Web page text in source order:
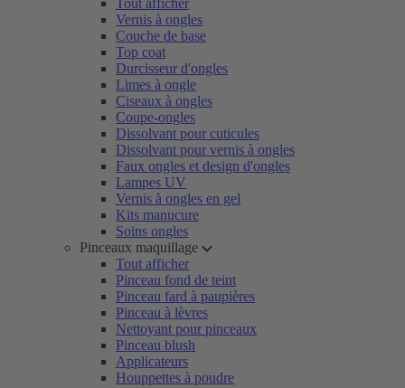
Tout afficher
Vernis à ongles
Couche de base
Top coat
Durcisseur d'ongles
Limes à ongle
Ciseaux à ongles
Coupe-ongles
Dissolvant pour cuticules
Dissolvant pour vernis à ongles
Faux ongles et design d'ongles
Lampes UV
Vernis à ongles en gel
Kits manucure
Soins ongles
Pinceaux maquillage
Tout afficher
Pinceau fond de teint
Pinceau fard à paupières
Pinceau à lèvres
Nettoyant pour pinceaux
Pinceau blush
Applicateurs
Houppettes à poudre